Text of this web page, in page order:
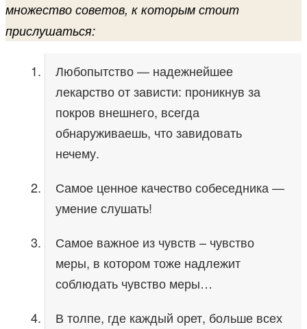
множество советов, к которым стоит
прислушаться:
Любопытство — надежнейшее
лекарство от зависти: проникнув за
покров внешнего, всегда
обнаруживаешь, что завидовать
нечему.
Самое ценное качество собеседника —
умение слушать!
Самое важное из чувств – чувство
меры, в котором тоже надлежит
соблюдать чувство меры…
В толпе, где каждый орет, больше всех